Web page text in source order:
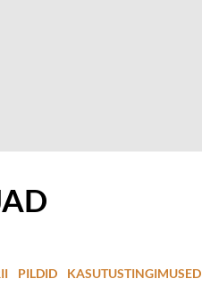
PILDID KASUTUSTINGIMUSED